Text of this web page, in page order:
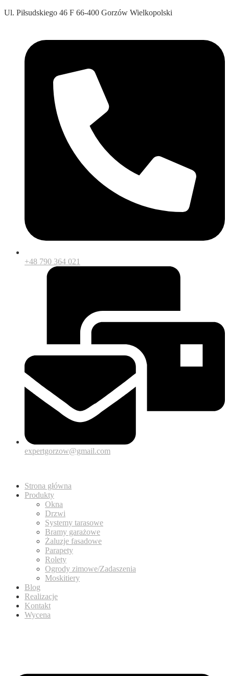
Ul. Piłsudskiego 46 F 66-400 Gorzów Wielkopolski
+48 790 364 021
expertgorzow@gmail.com
Strona główna
Produkty
Okna
Drzwi
Systemy tarasowe
Bramy garażowe
Żaluzje fasadowe
Parapety
Rolety
Ogrody zimowe/Zadaszenia
Moskitiery
Blog
Realizacje
Kontakt
Wycena